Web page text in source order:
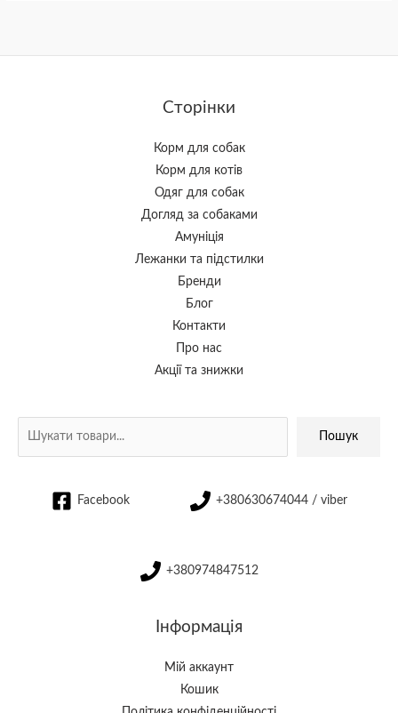
Сторінки
Корм для собак
Корм для котів
Одяг для собак
Догляд за собаками
Амуніція
Лежанки та підстилки
Бренди
Блог
Контакти
Про нас
Акції та знижки
Пошук
Facebook +380630674044 / viber
+380974847512
Інформація
Мій аккаунт
Кошик